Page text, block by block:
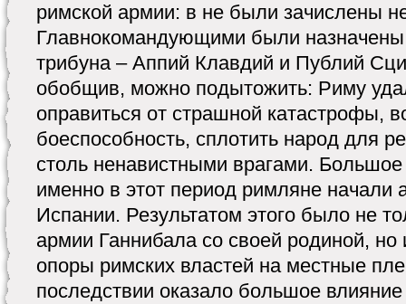
римской армии: в не были зачислены
Главнокомандующими были
трибуна – Аппий Клавдий и Публий
обобщив, можно подытожить: Риму
оправиться от страшной катастрофы,
боеспособность, сплотить народ для
столь ненавистными врагами. Большое
именно в этот период римляне начали
Испании. Результатом этого было не
армии Ганнибала со своей родиной,
опоры римских властей на местные
последствии оказало большое